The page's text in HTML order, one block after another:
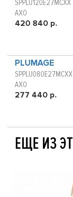
SPPLU120E27MCXX
AXO
420 840 р.
PLUMAGE
SPPLU080E27MCXX
AXO
277 440 р.
ЕЩЕ ИЗ